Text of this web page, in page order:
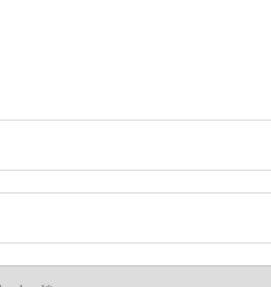
NO TIENES PRODUCTOS